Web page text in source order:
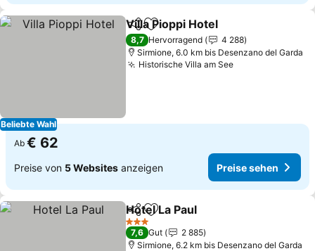
Beliebte Wahl
TeilenZu Favoriten hinzufügen
Villa Pioppi Hotel
8,7 Hervorragend
4 288
Sirmione, 6.0 km bis Desenzano del Garda
Historische Villa am SeePreise sehen
Ab € 62
Preise von 5 Websites anzeigen Preise sehen
TeilenZu Favoriten hinzufügen
Hotel La Paul
3 Sterne
7,6 Gut
2 885
Sirmione, 6.2 km bis Desenzano del Garda